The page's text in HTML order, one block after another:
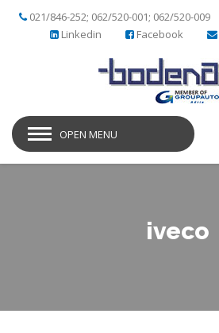
021/846-252; 062/520-001; 062/520-009
Facebook
Linkedin
OPEN MENU
iveco